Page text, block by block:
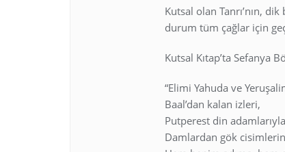
Kutsal olan Tanrı’nın,
durum tüm çağlar için
Kutsal Kıtap’ta Sefanya
“Elimi Yahuda ve
Baal’dan kalan izleri,
Putperest din
Damlardan gök